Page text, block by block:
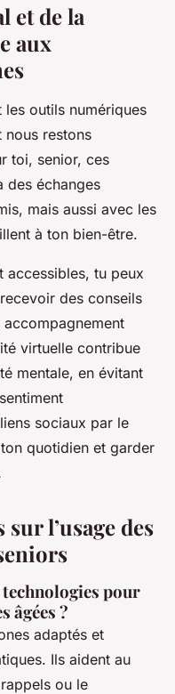
et de la
aux
les outils numériques
nous restons
toi, senior, ces
des échanges
mais aussi avec les
à ton bien-être.
accessibles, tu peux
des conseils
virtuelle contribue
mentale, en évitant
sociaux par le
quotidien et garder
l’usage des
pour
âgées ?
adaptés et
Ils aident au
ou le